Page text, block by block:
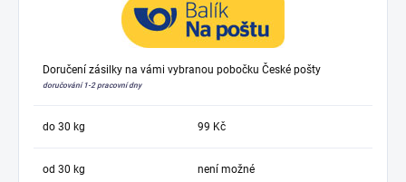
Doručení zásilky na vámi vybranou pobočku České pošty
doručování 1-2 pracovní dny
do 30 kg 99 Kč
od 30 kg není možné